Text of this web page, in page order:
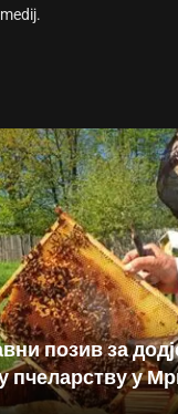
позив за
пчеларству у